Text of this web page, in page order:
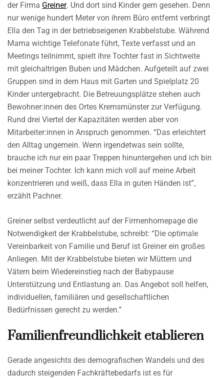
der Firma Greiner. Und dort sind Kinder gern gesehen. Denn
nur wenige hundert Meter von ihrem Büro entfernt verbringt
Ella den Tag in der betriebseigenen Krabbelstube. Während
Mama wichtige Telefonate führt, Texte verfasst und an
Meetings teilnimmt, spielt ihre Tochter fast in Sichtweite
mit gleichaltrigen Buben und Mädchen. Aufgeteilt auf zwei
Gruppen sind in dem Haus mit Garten und Spielplatz 20
Kinder untergebracht. Die Betreuungsplätze stehen auch
Bewohner:innen des Ortes Kremsmünster zur Verfügung.
Rund drei Viertel der Kapazitäten werden aber von
Mitarbeiter:innen in Anspruch genommen. “Das erleichtert
den Alltag ungemein. Wenn irgendetwas sein sollte,
brauche ich nur ein paar Treppen hinuntergehen und ich bin
bei meiner Tochter. Ich kann mich voll auf meine Arbeit
konzentrieren und weiß, dass Ella in guten Händen ist”,
erzählt Pachner.
Greiner selbst verdeutlicht auf der Firmenhomepage die
Notwendigkeit der Krabbelstube, schreibt: “Die optimale
Vereinbarkeit von Familie und Beruf ist Greiner ein großes
Anliegen. Mit der Krabbelstube bieten wir Müttern und
Vätern beim Wiedereinstieg nach der Babypause
Unterstützung und Entlastung an. Das Angebot soll helfen,
individuellen, familiären und gesellschaftlichen
Bedürfnissen gerecht zu werden.”
Familienfreundlichkeit etablieren
Gerade angesichts des demografischen Wandels und des
dadurch steigenden Fachkräftebedarfs ist es für